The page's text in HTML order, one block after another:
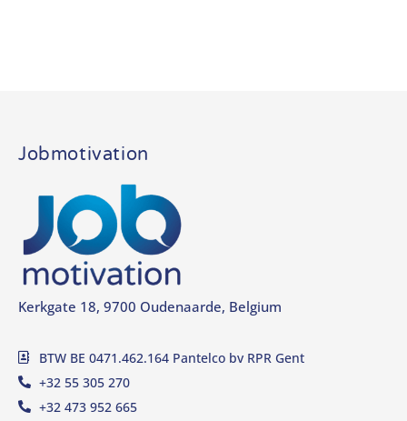
Jobmotivation
Kerkgate 18, 9700 Oudenaarde, Belgium
BTW BE 0471.462.164 Pantelco bv RPR Gent
+32 55 305 270
+32 473 952 665